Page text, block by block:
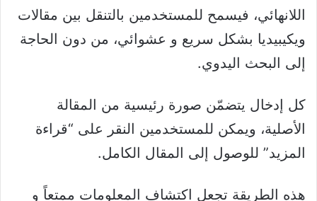
اللانهائي، فيسمح للمستخدمين بالتنقل بين مقالات
ويكيبيديا بشكل سريع و عشوائي، من دون الحاجة
إلى البحث اليدوي.
كل إدخال يتضمّن صورة رئيسية من المقالة
الأصلية، ويمكن للمستخدمين النقر على “قراءة
المزيد” للوصول إلى المقال الكامل.
هذه الطريقة تجعل اكتشاف المعلومات ممتعاً و